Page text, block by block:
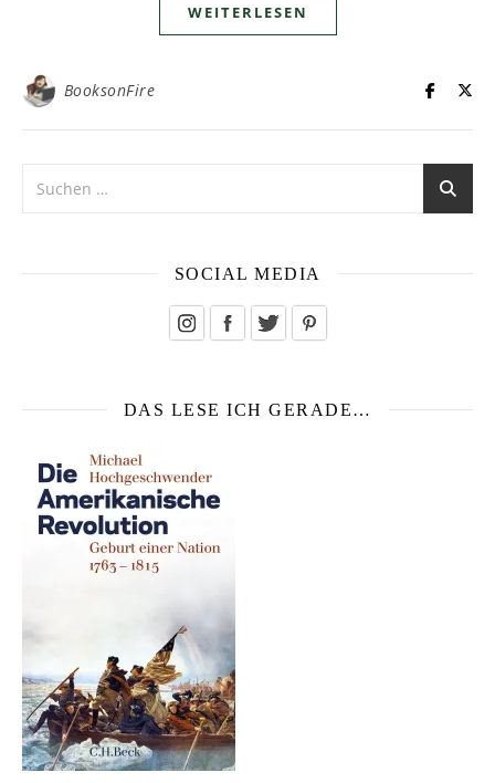
WEITERLESEN
BooksonFire
SOCIAL MEDIA
DAS LESE ICH GERADE…